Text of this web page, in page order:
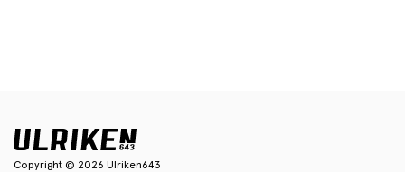
Copyright © 2026 Ulriken643